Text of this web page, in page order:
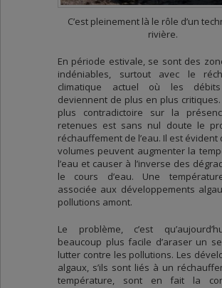
C’est pleinement là le rôle d’un
rivière.
En période estivale, se sont des
indéniables, surtout avec le
climatique actuel où les
deviennent de plus en plus
plus contradictoire sur la
retenues est sans nul doute le
réchauffement de l’eau. Il est évident
volumes peuvent augmenter la
l’eau et causer à l’inverse des
le cours d’eau. Une
associée aux développements
pollutions amont.
Le problème, c’est
beaucoup plus facile d’araser un
lutter contre les pollutions. Les
algaux, s’ils sont liés à un
température, sont en fait la